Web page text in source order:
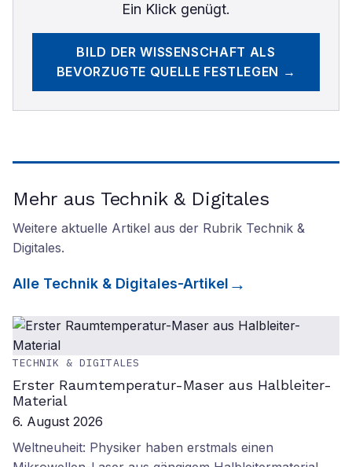
Ein Klick genügt.
BILD DER WISSENSCHAFT ALS
BEVORZUGTE QUELLE FESTLEGEN →
Mehr aus Technik & Digitales
Weitere aktuelle Artikel aus der Rubrik Technik &
Digitales.
Alle Technik & Digitales-Artikel
TECHNIK & DIGITALES
Erster Raumtemperatur-Maser aus Halbleiter-
Material
6. August 2026
Weltneuheit: Physiker haben erstmals einen